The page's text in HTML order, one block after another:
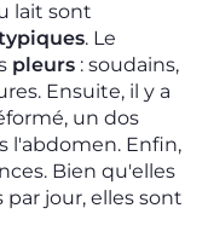
lait sont
. Le
pleurs : soudains,
Ensuite, il y a
un dos
l'abdomen. Enfin,
Bien qu'elles
jour, elles sont